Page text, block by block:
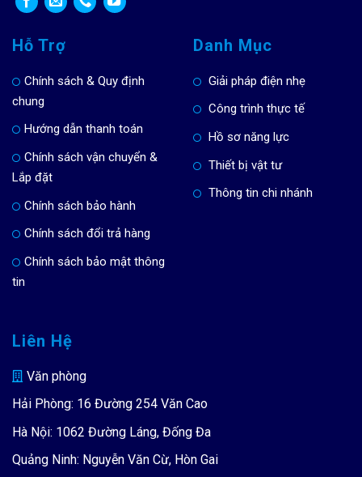
Hỗ Trợ
Chính sách & Quy định
chung
Hướng dẫn thanh toán
Chính sách vận chuyển &
Lắp đặt
Chính sách bảo hành
Chính sách đổi trả hàng
Chính sách bảo mật thông
tin
Danh Mục
Giải pháp điện nhẹ
Công trình thực tế
Hồ sơ năng lực
Thiết bị vật tư
Thông tin chi nhánh
Liên Hệ
Văn phòng
Hải Phòng: 16 Đường 254 Văn Cao
Hà Nội: 1062 Đường Láng, Đống Đa
Quảng Ninh: Nguyễn Văn Cừ, Hòn Gai